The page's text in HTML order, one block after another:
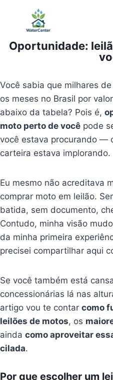
Conteúdo
Oportunidade:
Você sabia que milhares
os meses no Brasil por
abaixo da tabela? Pois é,
moto perto de você pode
você estava procurando —
carteira estava implorando.
Eu mesmo não acreditava
comprar moto em leilão.
batida, sem documento,
Contudo, minha visão
da minha primeira
precisei compartilhar aqui
Se você também está
concessionárias lá nas
artigo vou te contarcomo
leilões de motos, os
aindacomo aproveitar
cilada.
Por que escolher um